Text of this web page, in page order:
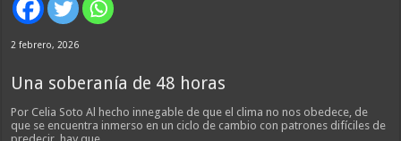
2 febrero, 2026
Una soberanía de 48 horas
Por Celia Soto Al hecho innegable de que el clima no nos obedece, de
que se encuentra inmerso en un ciclo de cambio con patrones difíciles de